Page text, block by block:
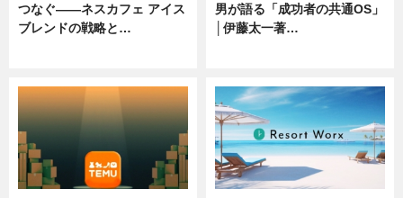
つなぐ――ネスカフェ アイス
ブレンドの戦略と…
男が語る「成功者の共通OS」
│伊藤太一著…